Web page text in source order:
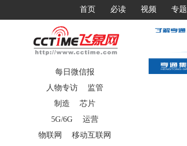
首页 必读 视频 专题
每日微信报
人物专访
监管
制造
芯片
5G/6G
运营
物联网
移动互联网